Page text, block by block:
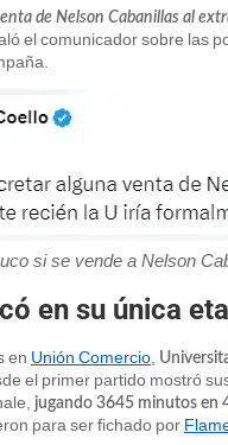
de Nelson Cabanillas al
el comunicador sobre las
si se vende a Nelson
en su única
en Unión Comercio,
el primer partido mostró
jugando 3645 minutos en
para ser fichado por